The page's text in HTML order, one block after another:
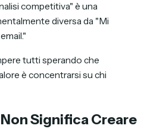
competitiva" è una
diversa da "Mi
tutti sperando che
è concentrarsi su chi
Significa Creare